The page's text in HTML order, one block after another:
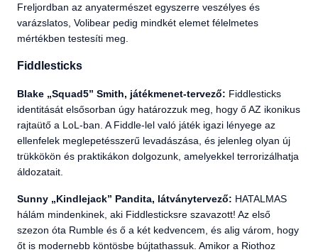
Freljordban az anyatermészet egyszerre veszélyes és
varázslatos, Volibear pedig mindkét elemet félelmetes
mértékben testesíti meg.
Fiddlesticks
Blake „Squad5” Smith, játékmenet-tervező: Fiddlesticks
identitását elsősorban úgy határozzuk meg, hogy ő AZ ikonikus
rajtaütő a LoL-ban. A Fiddle-lel való játék igazi lényege az
ellenfelek meglepetésszerű levadászása, és jelenleg olyan új
trükkökön és praktikákon dolgozunk, amelyekkel terrorizálhatja
áldozatait.
Sunny „Kindlejack” Pandita, látványtervező: HATALMAS
hálám mindenkinek, aki Fiddlesticksre szavazott! Az első
szezon óta Rumble és ő a két kedvencem, és alig várom, hogy
őt is modernebb köntösbe bújtathassuk. Amikor a Riothoz